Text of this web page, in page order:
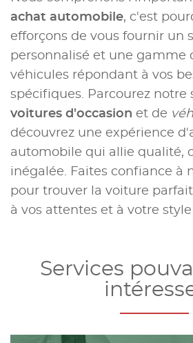
achat automobile, c'est
efforçons de vous fournir un
personnalisé et une gamme
véhicules répondant à vos
spécifiques. Parcourez notre
voitures d'occasion et de
découvrez une expérience
automobile qui allie qualité,
inégalée. Faites confiance à
pour trouver la voiture
à vos attentes et à votre style
Services